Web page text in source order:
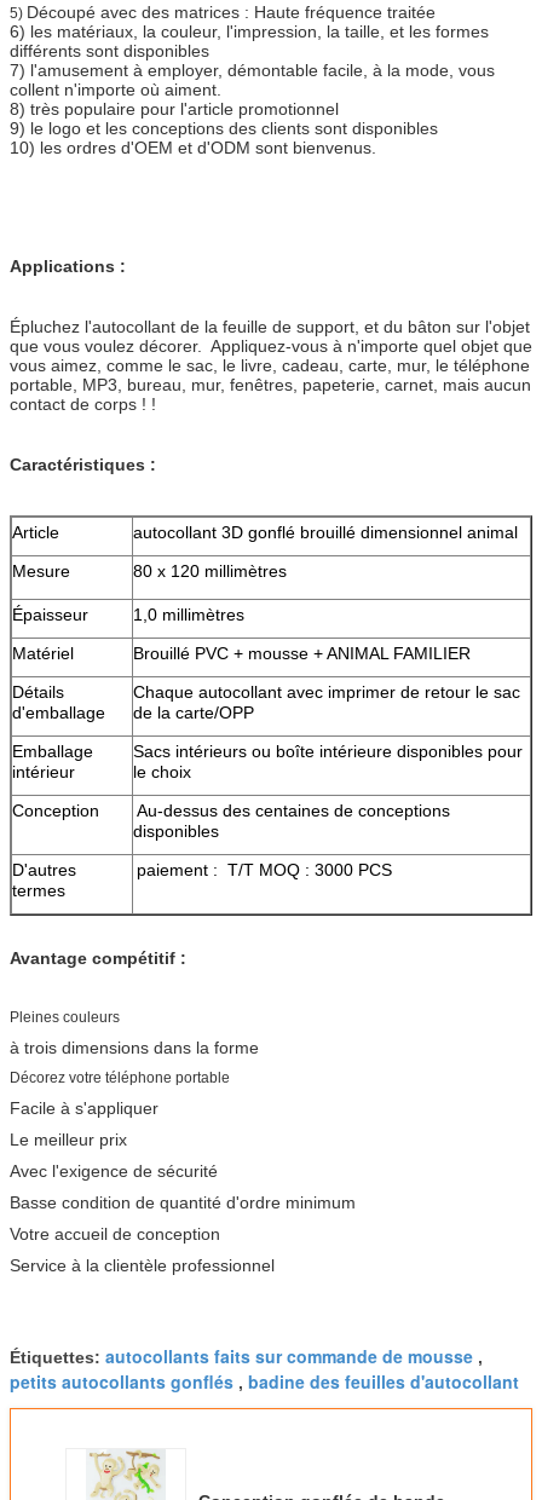
5) Découpé avec des matrices : Haute fréquence traitée
6) les matériaux, la couleur, l'impression, la taille, et les formes
différents sont disponibles
7) l'amusement à employer, démontable facile, à la mode, vous
collent n'importe où aiment.
8) très populaire pour l'article promotionnel
9) le logo et les conceptions des clients sont disponibles
10) les ordres d'OEM et d'ODM sont bienvenus.
Applications :
Épluchez l'autocollant de la feuille de support, et du bâton sur l'objet
que vous voulez décorer. Appliquez-vous à n'importe quel objet que
vous aimez, comme le sac, le livre, cadeau, carte, mur, le téléphone
portable, MP3, bureau, mur, fenêtres, papeterie, carnet, mais aucun
contact de corps ! !
Caractéristiques :
Article
autocollant 3D gonflé brouillé dimensionnel animal
Mesure
80 x 120 millimètres
Épaisseur
1,0 millimètres
Matériel
Brouillé PVC + mousse + ANIMAL FAMILIER
Détails
d'emballage
Chaque autocollant avec imprimer de retour le sac
de la carte/OPP
Emballage
intérieur
Sacs intérieurs ou boîte intérieure disponibles pour
le choix
Conception
Au-dessus des centaines de conceptions
disponibles
D'autres
termes
paiement : T/T MOQ : 3000 PCS
Avantage compétitif :
Pleines couleurs
à trois dimensions dans la forme
Décorez votre téléphone portable
Facile à s'appliquer
Le meilleur prix
Avec l'exigence de sécurité
Basse condition de quantité d'ordre minimum
Votre accueil de conception
Service à la clientèle professionnel
Étiquettes: autocollants faits sur commande de mousse ,
petits autocollants gonflés , badine des feuilles d'autocollant